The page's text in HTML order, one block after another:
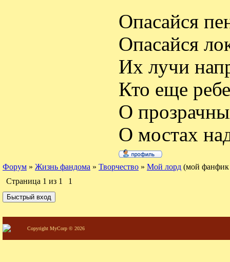
Опасайся
Опасайся
Их лучи
Кто еще
О
О мостах
Форум » Жизнь фандома » Творчество » Мой лорд (мой
Страница 1 из 1 1
Copyright MyCorp © 2026